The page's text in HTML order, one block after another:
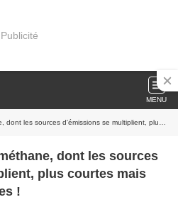
Publicité
MENU
d'émissions se multiplient, plus courtes mais tellement plus intenses !
dont les sources
plus courtes mais
!